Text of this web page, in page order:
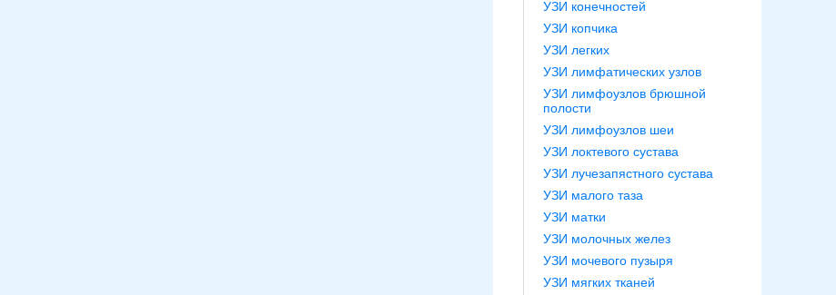
УЗИ конечностей
УЗИ копчика
УЗИ легких
УЗИ лимфатических узлов
УЗИ лимфоузлов брюшной
полости
УЗИ лимфоузлов шеи
УЗИ локтевого сустава
УЗИ лучезапястного сустава
УЗИ малого таза
УЗИ матки
УЗИ молочных желез
УЗИ мочевого пузыря
УЗИ мягких тканей